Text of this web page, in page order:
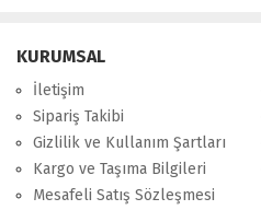
KURUMSAL
İletişim
Sipariş Takibi
Gizlilik ve Kullanım Şartları
Kargo ve Taşıma Bilgileri
Mesafeli Satış Sözleşmesi